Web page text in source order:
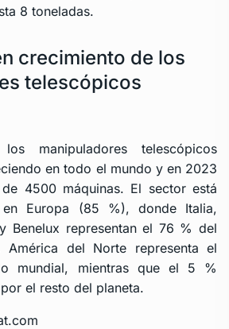
8 toneladas.
crecimiento de los
telescópicos
manipuladores telescópicos
en todo el mundo y en 2023
4500 máquinas. El sector está
en Europa (85 %), donde Italia,
Benelux representan el 76 % del
América del Norte representa el
mundial, mientras que el 5 %
el resto del planeta.